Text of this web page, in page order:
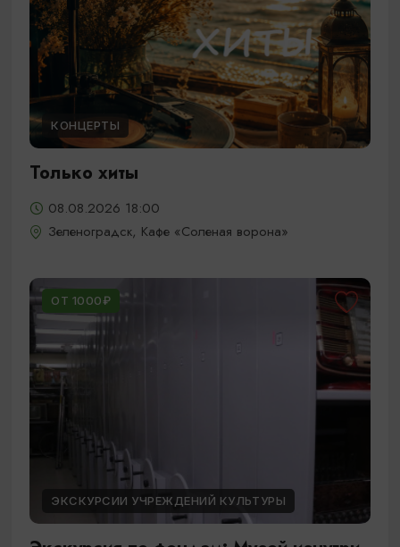
КОНЦЕРТЫ
Только хиты
08.08.2026 18:00
Зеленоградск, Кафе «Соленая ворона»
ОТ 1000₽
ЭКСКУРСИИ УЧРЕЖДЕНИЙ КУЛЬТУРЫ